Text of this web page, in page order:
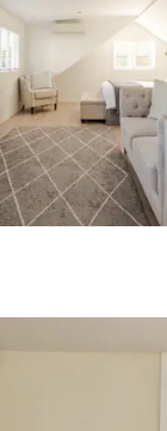
スです。